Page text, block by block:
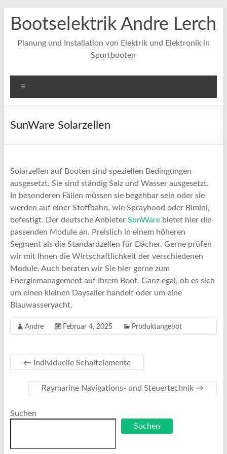
Inhalt
springen
Bootselektrik Andre Lerch
Planung und Installation von Elektrik und Elektronik in
Sportbooten
SunWare Solarzellen
Solarzellen auf Booten sind speziellen Bedingungen
ausgesetzt. Sie sind ständig Salz und Wasser ausgesetzt.
In besonderen Fällen müssen sie begehbar sein oder sie
werden auf einer Stoffbahn, wie Sprayhood oder Bimini,
befestigt. Der deutsche Anbieter SunWarebietet hier die
passenden Module an. Preislich in einem höheren
Segment als die Standardzellen für Dächer. Gerne prüfen
wir mit Ihnen die Wirtschaftlichkeit der verschiedenen
Module. Auch beraten wir Sie hier gerne zum
Energiemanagement auf Ihrem Boot. Ganz egal, ob es sich
um einen kleinen Daysailer handelt oder um eine
Blauwasseryacht.
Andre Februar 4, 2025 Produktangebot
← Individuelle Schaltelemente
Raymarine Navigations- und Steuertechnik →
Suchen
Suchen